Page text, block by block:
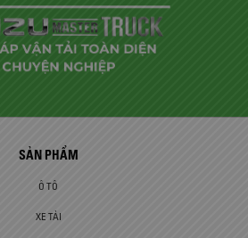
SẢN PHẨM
Ô TÔ
XE TẢI